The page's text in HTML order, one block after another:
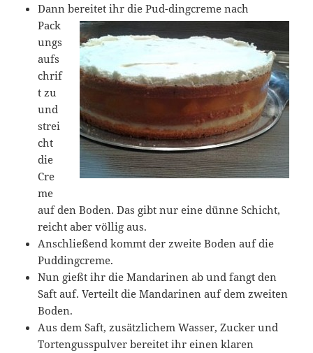
Dann bereitet ihr die Pud-dingcreme nach
Pack
ungs
aufs
chrif
t zu
und
strei
cht
die
Cre
me
auf den Boden. Das gibt nur eine dünne Schicht,
reicht aber völlig aus.
Anschließend kommt der zweite Boden auf die
Puddingcreme.
Nun gießt ihr die Mandarinen ab und fangt den
Saft auf. Verteilt die Mandarinen auf dem zweiten
Boden.
Aus dem Saft, zusätzlichem Wasser, Zucker und
Tortengusspulver bereitet ihr einen klaren